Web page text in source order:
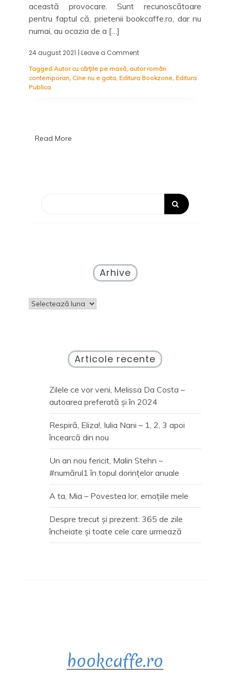
această provocare. Sunt recunoscătoare
pentru faptul că, prietenii bookcaffe.ro, dar nu
numai, au ocazia de a […]
24 august 2021 | Leave a Comment
Nani:
Autor
Tagged Autor cu cărțile pe masă, autor român
contemporan, Cine nu e gata, Editura Bookzone, Editura
Publica
Read More
Arhive
Arhive
Articole recente
Zilele ce vor veni, Melissa Da Costa –
autoarea preferată și în 2024
Respiră, Eliza!, Iulia Nani – 1, 2, 3 apoi
încearcă din nou
Un an nou fericit, Malin Stehn –
#numărul1 în topul dorințelor anuale
A ta, Mia – Povestea lor, emoțiile mele
Despre trecut și prezent: 365 de zile
încheiate și toate cele care urmează
bookcaffe.ro